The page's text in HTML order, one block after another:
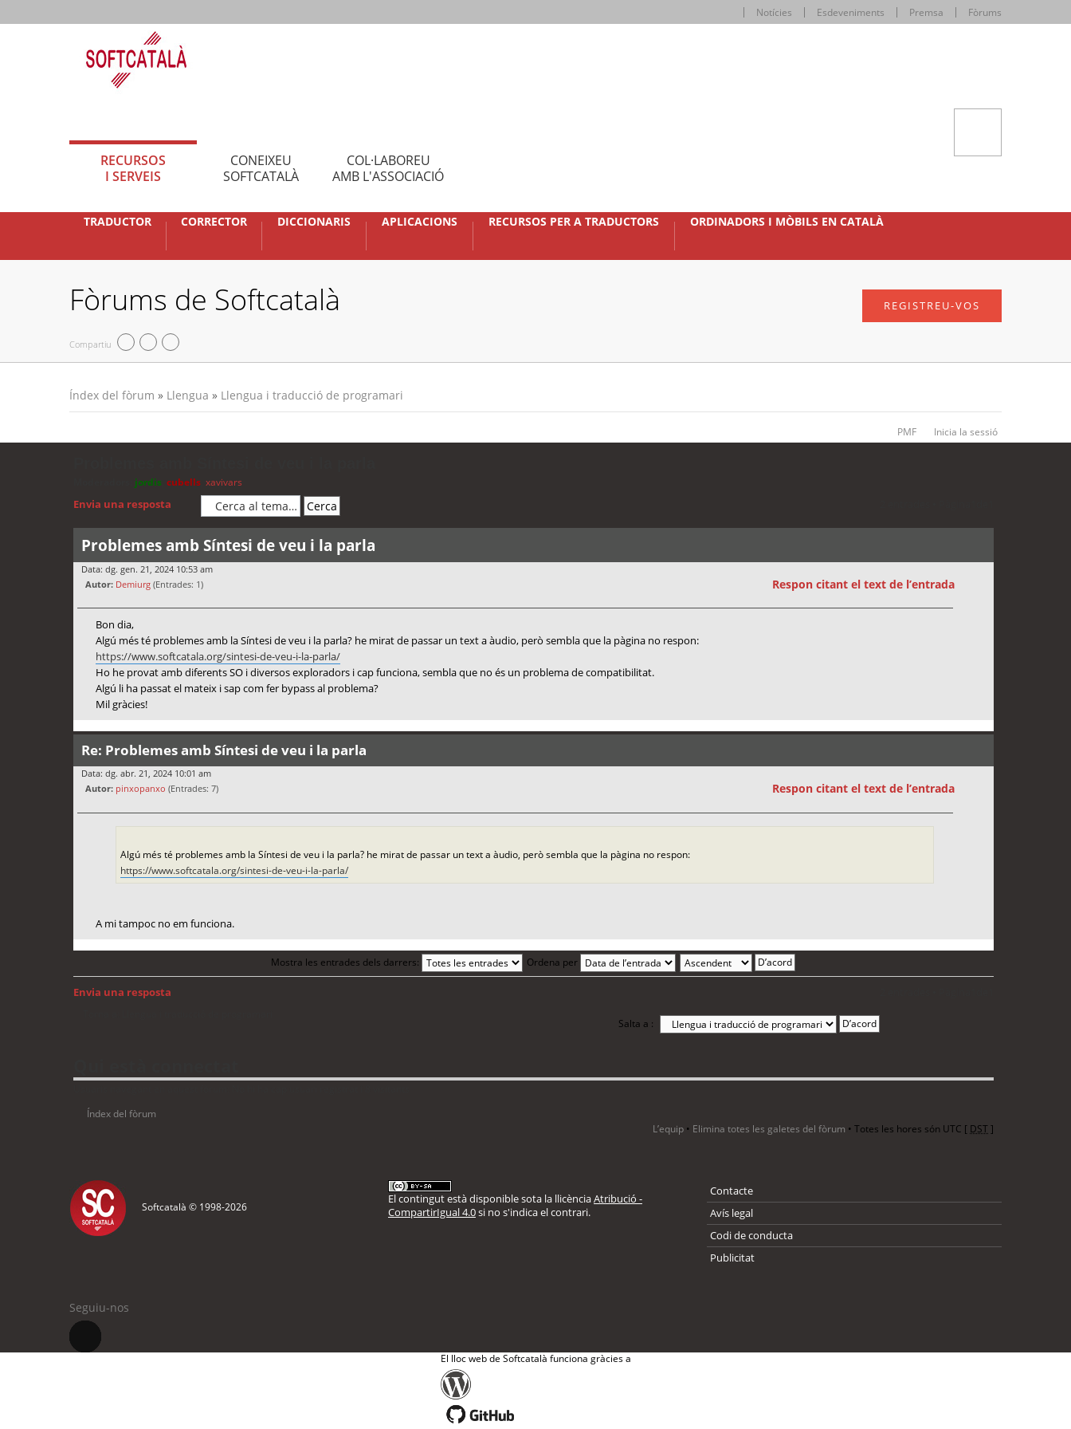
Notícies Esdeveniments Premsa Fòrums
RECURSOS
I SERVEIS
CONEIXEU
SOFTCATALÀ
COL·LABOREU
AMB L'ASSOCIACIÓ
TRADUCTOR CORRECTOR DICCIONARIS APLICACIONS RECURSOS PER A TRADUCTORS ORDINADORS I MÒBILS EN CATALÀ
Fòrums de Softcatalà
Compartiu
REGISTREU-VOS
Índex del fòrum » Llengua » Llengua i traducció de programari
PMF Inicia la sessió
jordis cubells xavivars
Envia una resposta
Problemes amb Síntesi de veu i la parla
Data: dg. gen. 21, 2024 10:53 am
Autor: Demiurg (Entrades: 1) Respon citant el text de l’entrada
Bon dia,
Algú més té problemes amb la Síntesi de veu i la parla? he mirat de passar un text a àudio, però sembla que la pàgina no respon:
https://www.softcatala.org/sintesi-de-veu-i-la-parla/
Ho he provat amb diferents SO i diversos exploradors i cap funciona, sembla que no és un problema de compatibilitat.
Algú li ha passat el mateix i sap com fer bypass al problema?
Mil gràcies!
Re: Problemes amb Síntesi de veu i la parla
Data: dg. abr. 21, 2024 10:01 am
Autor: pinxopanxo (Entrades: 7) Respon citant el text de l’entrada
Algú més té problemes amb la Síntesi de veu i la parla? he mirat de passar un text a àudio, però sembla que la pàgina no respon:
https://www.softcatala.org/sintesi-de-veu-i-la-parla/
A mi tampoc no em funciona.
Mostra les entrades dels darrers: Ordena per
Envia una resposta
Salta a :
Índex del fòrum
L’equip • Elimina totes les galetes del fòrum • Totes les hores són UTC [ DST]
Softcatalà © 1998-2026
El contingut està disponible sota la llicènciaAtribució -
CompartirIgual 4.0si no s'indica el contrari.
Contacte
Avís legal
Codi de conducta
Publicitat
Seguiu-nos
El lloc web de Softcatalà funciona gràcies a